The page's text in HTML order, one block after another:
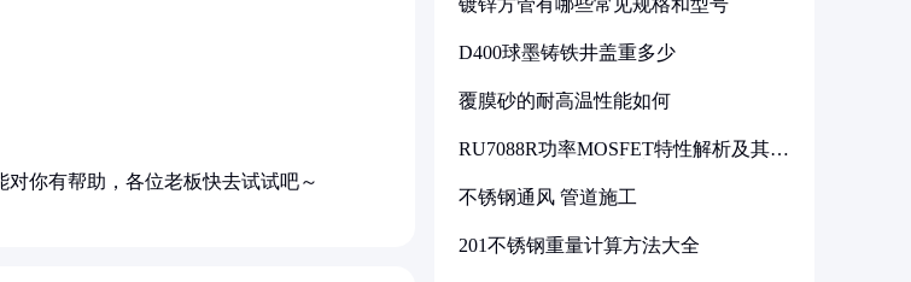
你有帮助，各位老板快去试试吧～
镀锌方管有哪些常见规格和型号
D400球墨铸铁井盖重多少
覆膜砂的耐高温性能如何
RU7088R功率MOSFET特性解析及其在
不锈钢通风 管道施工
201不锈钢重量计算方法大全